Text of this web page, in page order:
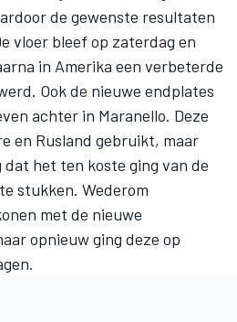
de gewenste resultaten
vloer bleef op zaterdag en
in Amerika een verbeterde
Ook de nieuwe endplates
achter in Maranello. Deze
en Rusland gebruikt, maar
dat het ten koste ging van de
stukken. Wederom
met de nieuwe
opnieuw ging deze op